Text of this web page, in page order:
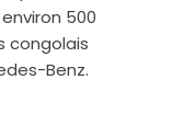
500
congolais
Benz.